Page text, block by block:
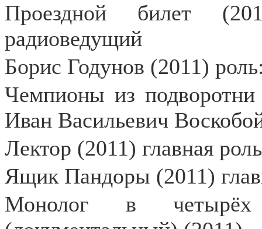
Проездной билет
радиоведущий
Борис Годунов (2011)
Чемпионы из
Иван Васильевич
Лектор (2011) главная
Ящик Пандоры (2011)
Монолог в